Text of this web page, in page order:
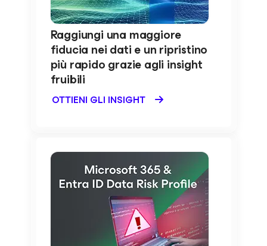
Raggiungi una maggiore
fiducia nei dati e un ripristino
più rapido grazie agli insight
fruibili
OTTIENI GLI INSIGHT